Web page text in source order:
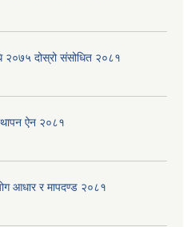
२०७५ दोस्रो संसोधित २०८१
ऐन २०८१
आधार र मापदण्ड २०८१